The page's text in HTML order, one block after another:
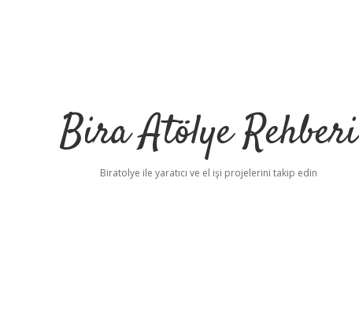
Bira Atölye Rehberi
Biratolye ile yaratıcı ve el işi projelerini takip edin